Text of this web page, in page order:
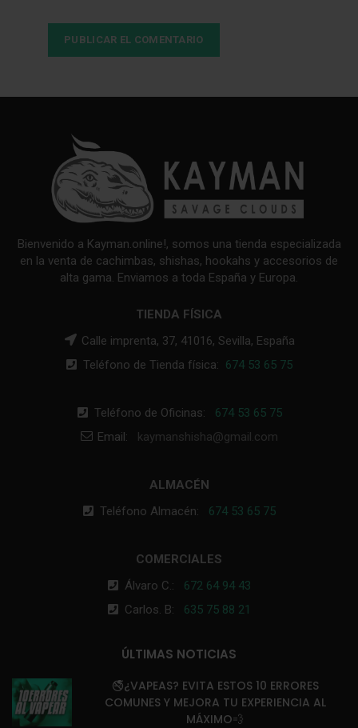
Bienvenido a Kayman.online!, somos una tienda especializada
en la venta de cachimbas, shishas, hookahs y accesorios de
alta gama. Enviamos a toda España y Europa.
TIENDA FÍSICA
Calle imprenta, 37, 41016, Sevilla, España
Teléfono de Tienda física: 674 53 65 75
Teléfono de Oficinas: 674 53 65 75
Email: kaymanshisha@gmail.com
ALMACÉN
Teléfono Almacén: 674 53 65 75
COMERCIALES
Álvaro C.: 672 64 94 43
Carlos. B: 635 75 88 21
ÚLTIMAS NOTICIAS
🚭¿VAPEAS? EVITA ESTOS 10 ERRORES
COMUNES Y MEJORA TU EXPERIENCIA AL
MÁXIMO💨